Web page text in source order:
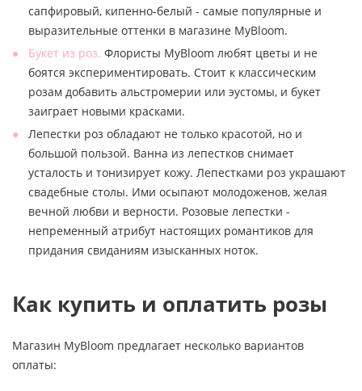
сапфировый, кипенно-белый - самые популярные и
выразительные оттенки в магазине MyBloom.
Букет из роз. Флористы MyBloom любят цветы и не
боятся экспериментировать. Стоит к классическим
розам добавить альстромерии или эустомы, и букет
заиграет новыми красками.
Лепестки роз обладают не только красотой, но и
большой пользой. Ванна из лепестков снимает
усталость и тонизирует кожу. Лепестками роз украшают
свадебные столы. Ими осыпают молодоженов, желая
вечной любви и верности. Розовые лепестки -
непременный атрибут настоящих романтиков для
придания свиданиям изысканных ноток.
Как купить и оплатить розы
Магазин MyBloom предлагает несколько вариантов
оплаты: